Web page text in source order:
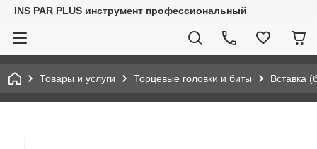
INS PAR PLUS инструмент профессиональный
Товары и услуги Торцевые головки и биты Вставка